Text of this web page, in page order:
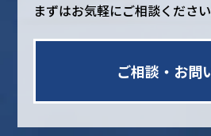
まずはお気軽にご相談ください
ご相談・お問